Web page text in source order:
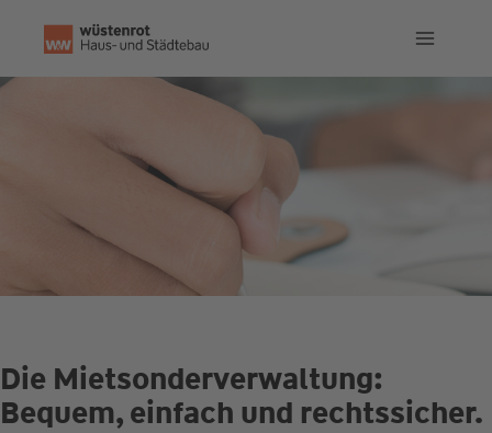
Inhalt
springen
Die Mietsonderverwaltung:
Bequem, einfach und rechtssicher.